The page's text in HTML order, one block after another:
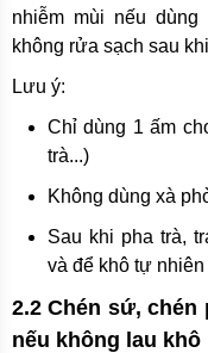
nhiễm mùi nếu
không rửa sạch sau
Lưu ý:
Chỉ dùng 1 ấm
trà...)
Không dùng xà
Sau khi pha trà,
và để khô tự nhiên
2.2 Chén sứ, chén
nếu không lau khô